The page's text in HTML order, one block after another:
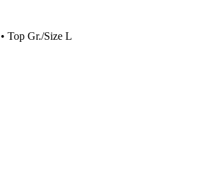
Top Gr./Size L